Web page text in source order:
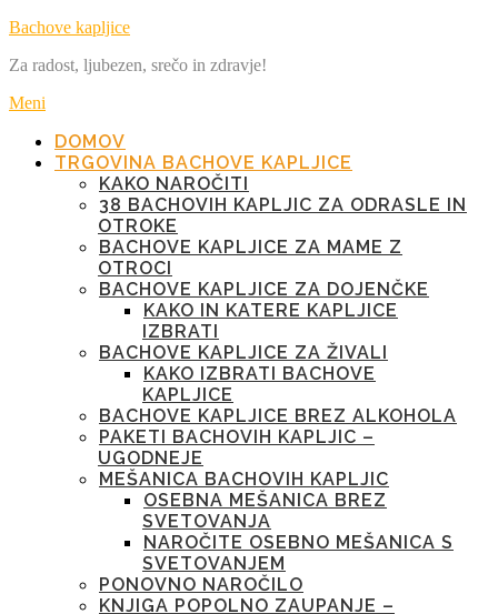
Preskoči
vsebino
Bachove kapljice
Za radost, ljubezen, srečo in zdravje!
Meni
DOMOV
TRGOVINA BACHOVE KAPLJICE
KAKO NAROČITI
38 BACHOVIH KAPLJIC ZA ODRASLE IN
OTROKE
BACHOVE KAPLJICE ZA MAME Z
OTROCI
BACHOVE KAPLJICE ZA DOJENČKE
KAKO IN KATERE KAPLJICE
IZBRATI
BACHOVE KAPLJICE ZA ŽIVALI
KAKO IZBRATI BACHOVE
KAPLJICE
BACHOVE KAPLJICE BREZ ALKOHOLA
PAKETI BACHOVIH KAPLJIC –
UGODNEJE
MEŠANICA BACHOVIH KAPLJIC
OSEBNA MEŠANICA BREZ
SVETOVANJA
NAROČITE OSEBNO MEŠANICA S
SVETOVANJEM
PONOVNO NAROČILO
KNJIGA POPOLNO ZAUPANJE –